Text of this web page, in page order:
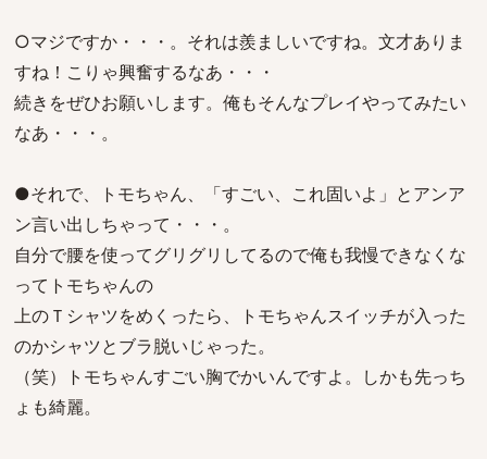
○マジですか・・・。それは羨ましいですね。文才ありま
すね！こりゃ興奮するなあ・・・
続きをぜひお願いします。俺もそんなプレイやってみたい
なあ・・・。
●それで、トモちゃん、「すごい、これ固いよ」とアンア
ン言い出しちゃって・・・。
自分で腰を使ってグリグリしてるので俺も我慢できなくな
ってトモちゃんの
上のＴシャツをめくったら、トモちゃんスイッチが入った
のかシャツとブラ脱いじゃった。
（笑）トモちゃんすごい胸でかいんですよ。しかも先っち
ょも綺麗。